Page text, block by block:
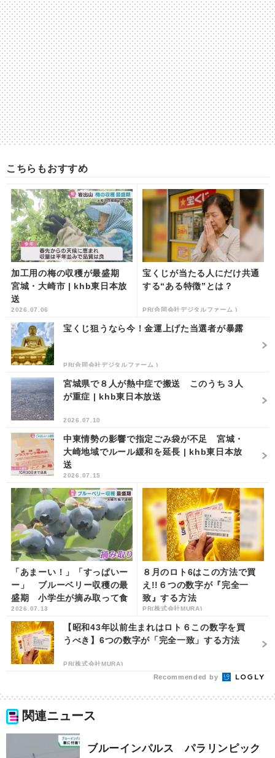
こちらもおすすめ
加工用の梅の収穫が最盛期
宮城・大崎市 | khb東日本放
送
2026.07.06
宝くじが当たる人にだけ共通
する“ある特徴”とは？
PR(合同会社デジタルファーム )
宝くじ狙うなら今！金運上げた当選者が暴露
PR(合同会社デジタルファーム )
宮城県で８人が熱中症で搬送 このうち３人
が重症 | khb東日本放送
2026.07.10
中東情勢の影響で指定ごみ袋が不足 宮城・
大崎地域でルール緩和を延長 | khb東日本放
送
2026.07.15
「あまーい！」「すっぱいー
ー」 ブルーベリー収穫の最
盛期 小学生が摘み取って食
べ比べ 宮城・大崎市 | khb
東日本放送
2026.07.13
８月のロト6はこの方法で買
え!!６つの数字が『完全一
致』する方法
PR(株式会社MURA)
【昭和43年以前生まれはロト６この数字を買
うべき】6つの数字が「完全一致」する方法
PR(株式会社MURA)
Recommended by
関連ニュース
ブルーインパルス パラリンピック